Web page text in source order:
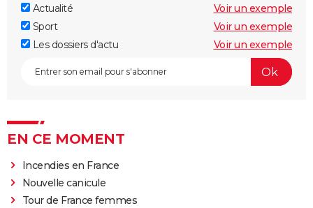
Actualité
Voir un exemple
Sport
Voir un exemple
Les dossiers d'actu
Voir un exemple
EN CE MOMENT
Incendies en France
Nouvelle canicule
Tour de France femmes